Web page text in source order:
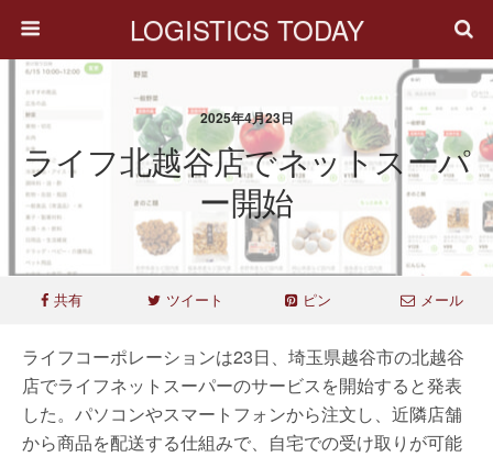
LOGISTICS TODAY
2025年4月23日
ライフ北越谷店でネットスーパ
ー開始
共有 ツイート ピン メール
ライフコーポレーションは23日、埼玉県越谷市の北越谷
店でライフネットスーパーのサービスを開始すると発表
した。パソコンやスマートフォンから注文し、近隣店舗
から商品を配送する仕組みで、自宅での受け取りが可能